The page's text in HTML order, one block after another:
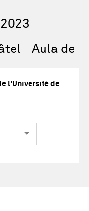
- Aula de
l'Université de